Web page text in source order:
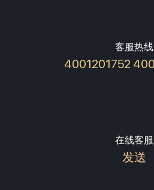
客服热线
4001201752
在线客服
发送